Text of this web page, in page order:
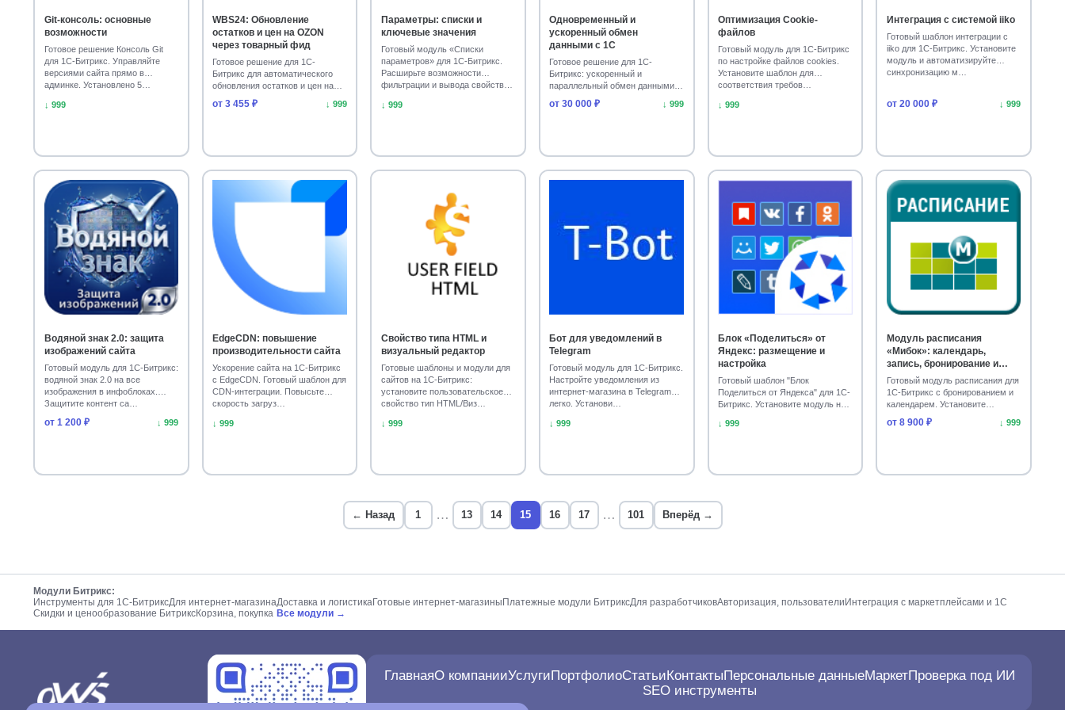
Git-консоль: основные
возможности
Готовое решение Консоль Git
для 1С-Битрикс. Управляйте
версиями сайта прямо в
админке. Установлено 5…
↓ 999
WBS24: Обновление
остатков и цен на OZON
через товарный фид
Готовое решение для 1С-
Битрикс для автоматического
обновления остатков и цен на
OZON через фид. Уско…
от 3 455 ₽ ↓ 999
Параметры: списки и
ключевые значения
Готовый модуль «Списки
параметров» для 1С-Битрикс.
Расширьте возможности
фильтрации и вывода свойств…
↓ 999
Одновременный и
ускоренный обмен
данными с 1С
Готовое решение для 1С-
Битрикс: ускоренный и
параллельный обмен данными с
1С. Увеличьте скорость син…
от 30 000 ₽ ↓ 999
Оптимизация Cookie-
файлов
Готовый модуль для 1С-Битрикс
по настройке файлов cookies.
Установите шаблон для
соответствия требов…
↓ 999
Интеграция с системой iiko
Готовый шаблон интеграции с
iiko для 1С-Битрикс. Установите
модуль и автоматизируйте
синхронизацию м…
от 20 000 ₽ ↓ 999
Водяной знак 2.0: защита
изображений сайта
Готовый модуль для 1С-Битрикс:
водяной знак 2.0 на все
изображения в инфоблоках.
Защитите контент са…
от 1 200 ₽ ↓ 999
EdgeCDN: повышение
производительности сайта
Ускорение сайта на 1С-Битрикс
с EdgeCDN. Готовый шаблон для
CDN-интеграции. Повысьте
скорость загруз…
↓ 999
Свойство типа HTML и
визуальный редактор
Готовые шаблоны и модули для
сайтов на 1С-Битрикс:
установите пользовательское
свойство тип HTML/Виз…
↓ 999
Бот для уведомлений в
Telegram
Готовый модуль для 1С-Битрикс.
Настройте уведомления из
интернет-магазина в Telegram
легко. Установи…
↓ 999
Блок «Поделиться» от
Яндекс: размещение и
настройка
Готовый шаблон "Блок
Поделиться от Яндекса" для 1С-
Битрикс. Установите модуль на
↓ 999
Модуль расписания
«Мибок»: календарь,
запись, бронирование и
афиша
Готовый модуль расписания для
1С-Битрикс с бронированием и
календарем. Установите
решение Мибок для …
от 8 900 ₽ ↓ 999
← Назад 1 … 13 14 15 16 17 … 101 Вперёд →
Модули Битрикс:
Инструменты для 1С-БитриксДля интернет-магазинаДоставка и логистикаГотовые интернет-магазиныПлатежные модули БитриксДля разработчиковАвторизация, пользователиИнтеграция с маркетплейсами и 1С
Скидки и ценообразование БитриксКорзина, покупка Все модули →
ГлавнаяО компанииУслугиПортфолиоСтатьиКонтактыПерсональные данныеМаркетПроверка под ИИ
SEO инструменты